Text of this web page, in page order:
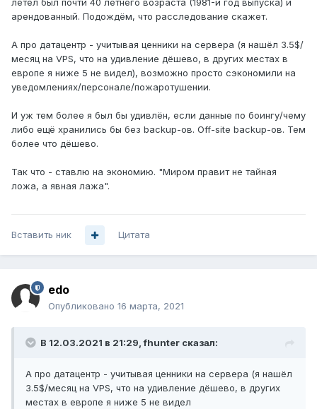
летел был почти 40 летнего возраста (1981-й год выпуска) и
арендованный. Подождём, что расследование скажет.
А про датацентр - учитывая ценники на сервера (я нашёл 3.5$/
месяц на VPS, что на удивление дёшево, в других местах в
европе я ниже 5 не видел), возможно просто сэкономили на
уведомлениях/персонале/пожаротушении.
И уж тем более я был бы удивлён, если данные по боингу/чему
либо ещё хранились бы без backup-ов. Off-site backup-ов. Тем
более что дёшево.
Так что - ставлю на экономию. "Миром правит не тайная
ложа, а явная лажа".
Вставить ник Цитата
edo
Опубликовано 16 марта, 2021
В 12.03.2021 в 21:29,fhunter сказал:
А про датацентр - учитывая ценники на сервера (я нашёл
3.5$/месяц на VPS, что на удивление дёшево, в других
местах в европе я ниже 5 не видел